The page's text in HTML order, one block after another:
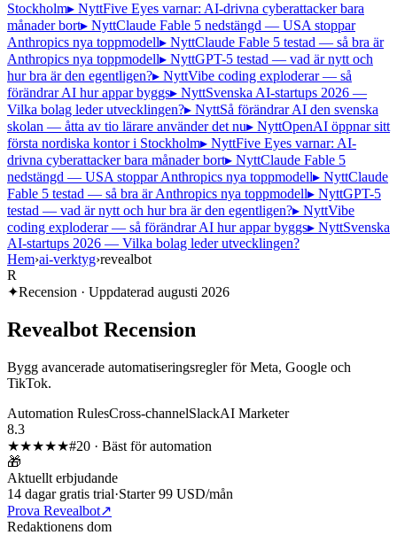
Stockholm▸ NyttFive Eyes varnar: AI-drivna cyberattacker bara
månader bort▸ NyttClaude Fable 5 nedstängd — USA stoppar
Anthropics nya toppmodell▸ NyttClaude Fable 5 testad — så bra är
Anthropics nya toppmodell▸ NyttGPT-5 testad — vad är nytt och
hur bra är den egentligen?▸ NyttVibe coding exploderar — så
förändrar AI hur appar byggs▸ NyttSvenska AI-startups 2026 —
Vilka bolag leder utvecklingen?▸ NyttSå förändrar AI den svenska
skolan — åtta av tio lärare använder det nu▸ NyttOpenAI öppnar sitt
första nordiska kontor i Stockholm▸ NyttFive Eyes varnar: AI-
drivna cyberattacker bara månader bort▸ NyttClaude Fable 5
nedstängd — USA stoppar Anthropics nya toppmodell▸ NyttClaude
Fable 5 testad — så bra är Anthropics nya toppmodell▸ NyttGPT-5
testad — vad är nytt och hur bra är den egentligen?▸ NyttVibe
coding exploderar — så förändrar AI hur appar byggs▸ NyttSvenska
AI-startups 2026 — Vilka bolag leder utvecklingen?
Hem›ai-verktyg›revealbot
R
✦Recension · Uppdaterad augusti 2026
Revealbot Recension
Bygg avancerade automatiseringsregler för Meta, Google och
TikTok.
Automation RulesCross-channelSlackAI Marketer
8.3
★★★★★#20 · Bäst för automation
🎁
Aktuellt erbjudande
14 dagar gratis trial·Starter 99 USD/mån
Prova Revealbot↗
Redaktionens dom